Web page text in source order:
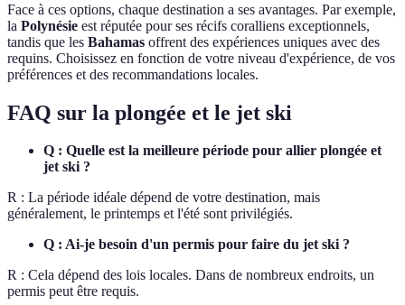
Face à ces options, chaque destination a ses avantages. Par exemple,
la Polynésie est réputée pour ses récifs coralliens exceptionnels,
tandis que les Bahamas offrent des expériences uniques avec des
requins. Choisissez en fonction de votre niveau d'expérience, de vos
préférences et des recommandations locales.
FAQ sur la plongée et le jet ski
Q : Quelle est la meilleure période pour allier plongée et
jet ski ?
R : La période idéale dépend de votre destination, mais
généralement, le printemps et l'été sont privilégiés.
Q : Ai-je besoin d'un permis pour faire du jet ski ?
R : Cela dépend des lois locales. Dans de nombreux endroits, un
permis peut être requis.